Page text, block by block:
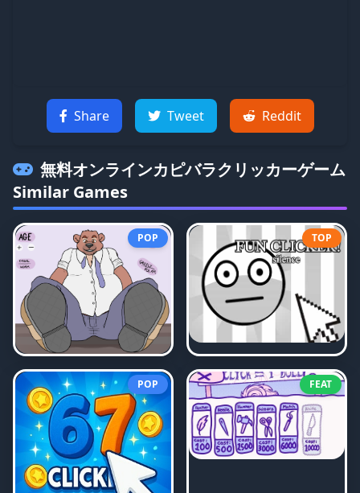
Share Tweet Reddit
無料オンラインカピバラクリッカーゲーム
Similar Games
POP TOP
POP FEAT